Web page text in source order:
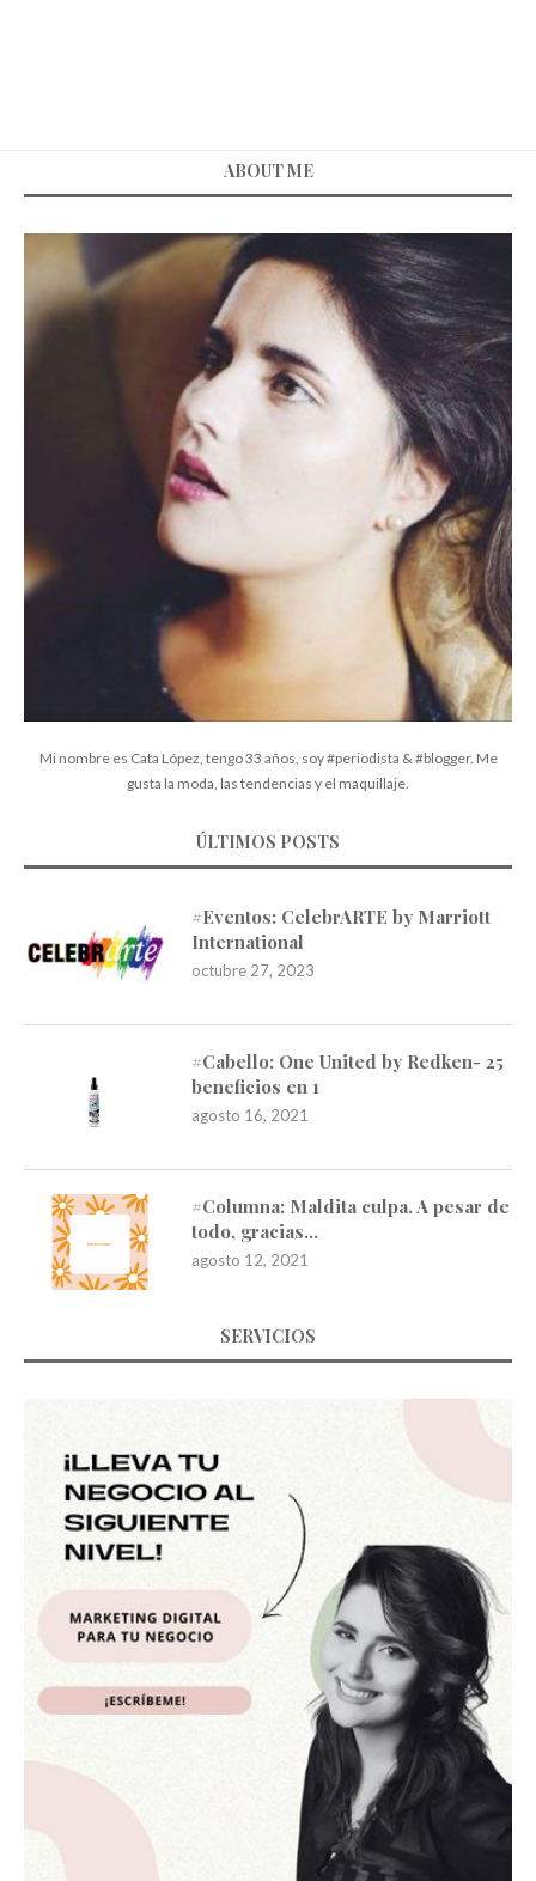
ABOUT ME
Mi nombre es Cata López, tengo 33 años, soy #periodista & #blogger. Me
gusta la moda, las tendencias y el maquillaje.
ÚLTIMOS POSTS
#Eventos: CelebrARTE by Marriott
International
octubre 27, 2023
#Cabello: One United by Redken- 25
beneficios en 1
agosto 16, 2021
#Columna: Maldita culpa. A pesar de
todo, gracias…
agosto 12, 2021
SERVICIOS